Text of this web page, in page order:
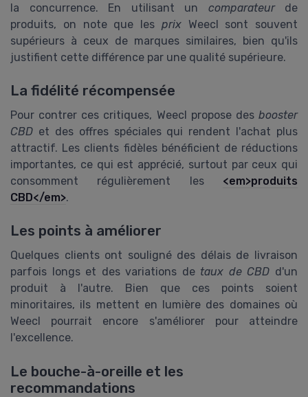
la concurrence. En utilisant un comparateurde
produits, on note que les prixWeecl sont souvent
supérieurs à ceux de marques similaires, bien qu'ils
justifient cette différence par une qualité supérieure.
La fidélité récompensée
Pour contrer ces critiques, Weecl propose des booster
CBD et des offres spéciales qui rendent l'achat plus
attractif. Les clients fidèles bénéficient de réductions
importantes, ce qui est apprécié, surtout par ceux qui
consomment régulièrement les <em>produits
CBD</em>.
Les points à améliorer
Quelques clients ont souligné des délais de livraison
parfois longs et des variations de taux de CBD d'un
produit à l'autre. Bien que ces points soient
minoritaires, ils mettent en lumière des domaines où
Weecl pourrait encore s'améliorer pour atteindre
l'excellence.
Le bouche-à-oreille et les
recommandations